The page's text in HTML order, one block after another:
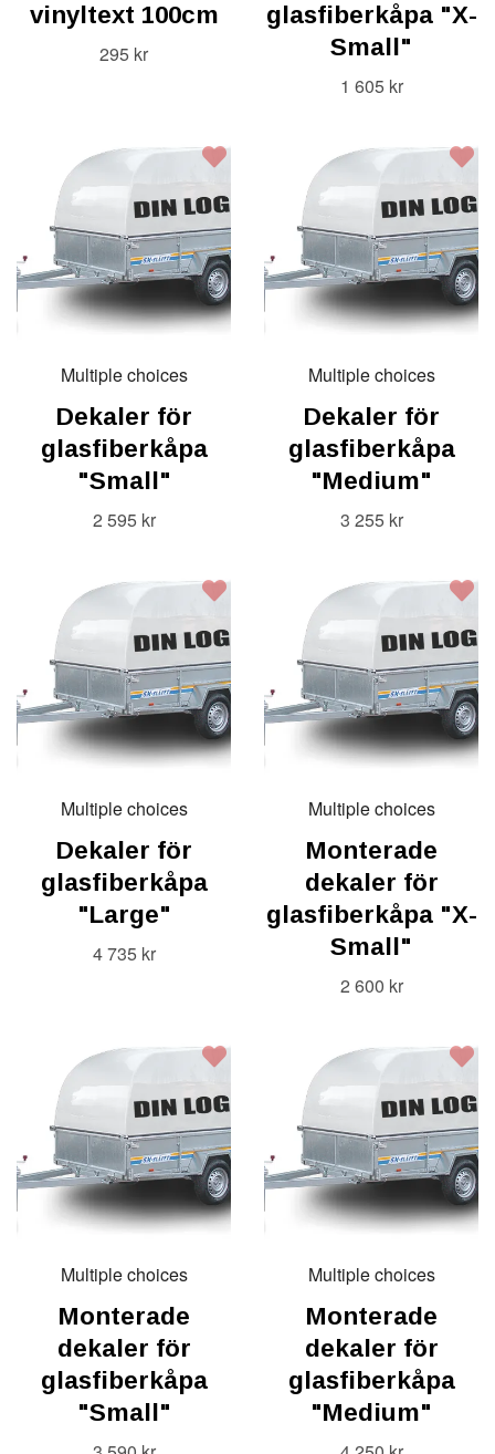
vinyltext 100cm
295 kr
glasfiberkåpa "X-
Small"
1 605 kr
Multiple choices
Dekaler för
glasfiberkåpa
"Small"
2 595 kr
Multiple choices
Dekaler för
glasfiberkåpa
"Medium"
3 255 kr
Multiple choices
Dekaler för
glasfiberkåpa
"Large"
4 735 kr
Multiple choices
Monterade
dekaler för
glasfiberkåpa "X-
Small"
2 600 kr
Multiple choices
Monterade
dekaler för
glasfiberkåpa
"Small"
Multiple choices
Monterade
dekaler för
glasfiberkåpa
"Medium"